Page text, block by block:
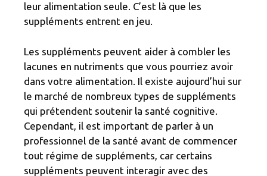
leur alimentation seule. C’est là que les
suppléments entrent en jeu.
Les suppléments peuvent aider à combler les
lacunes en nutriments que vous pourriez avoir
dans votre alimentation. Il existe aujourd’hui sur
le marché de nombreux types de suppléments
qui prétendent soutenir la santé cognitive.
Cependant, il est important de parler à un
professionnel de la santé avant de commencer
tout régime de suppléments, car certains
suppléments peuvent interagir avec des